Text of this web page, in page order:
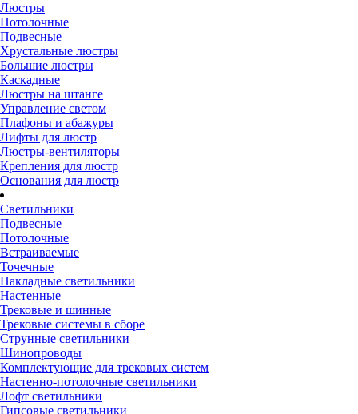
Люстры
Потолочные
Подвесные
Хрустальные люстры
Большие люстры
Каскадные
Люстры на штанге
Управление светом
Плафоны и абажуры
Лифты для люстр
Люстры-вентиляторы
Крепления для люстр
Основания для люстр
Светильники
Подвесные
Потолочные
Встраиваемые
Точечные
Накладные светильники
Настенные
Трековые и шинные
Трековые системы в сборе
Струнные светильники
Шинопроводы
Комплектующие для трековых систем
Настенно-потолочные светильники
Лофт светильники
Гипсовые светильники